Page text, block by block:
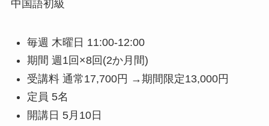
中国語初級
毎週 木曜日 11:00-12:00
期間 週1回×8回(2か月間)
受講料 通常17,700円 →期間限定13,000円
定員 5名
開講日 5月10日